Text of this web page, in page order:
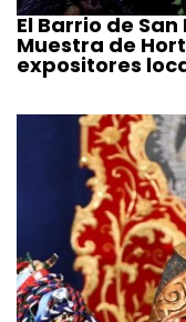
El Barrio de
Muestra de
expositores